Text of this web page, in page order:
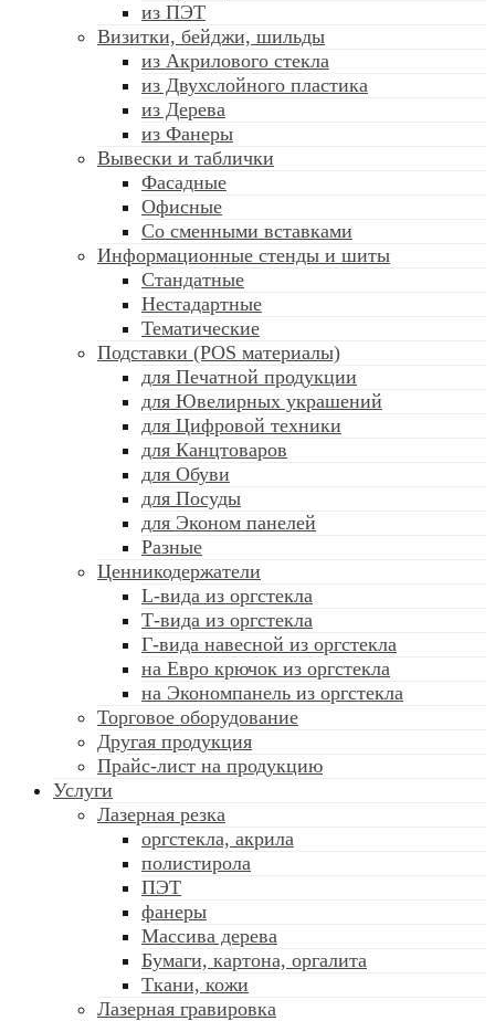
из ПЭТ
Визитки, бейджи, шильды
из Акрилового стекла
из Двухслойного пластика
из Дерева
из Фанеры
Вывески и таблички
Фасадные
Офисные
Со сменными вставками
Информационные стенды и шиты
Стандатные
Нестадартные
Тематические
Подставки (POS материалы)
для Печатной продукции
для Ювелирных украшений
для Цифровой техники
для Канцтоваров
для Обуви
для Посуды
для Эконом панелей
Разные
Ценникодержатели
L-вида из оргстекла
Т-вида из оргстекла
Г-вида навесной из оргстекла
на Евро крючок из оргстекла
на Экономпанель из оргстекла
Торговое оборудование
Другая продукция
Прайс-лист на продукцию
Услуги
Лазерная резка
оргстекла, акрила
полистирола
ПЭТ
фанеры
Массива дерева
Бумаги, картона, оргалита
Ткани, кожи
Лазерная гравировка